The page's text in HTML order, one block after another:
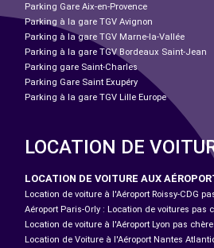
Parking Gare Aix-en-Provence
Parking à la gare TGV Avignon
Parking à la gare TGV Marne-la-Vallée
Parking à la gare TGV Bordeaux Saint-Jean
Parking gare Saint-Charles
Parking Gare Saint Exupéry
Parking à la gare TGV Lille Europe
LOCATION DE
LOCATION DE VOITURE AUX
Location de voiture à l'Aéroport Roissy-CDG
Aéroport Paris-Orly : Location de voitures pas
Location de voiture à l'Aéroport Lyon pas chère
Location de Voiture à l'Aéroport Nantes